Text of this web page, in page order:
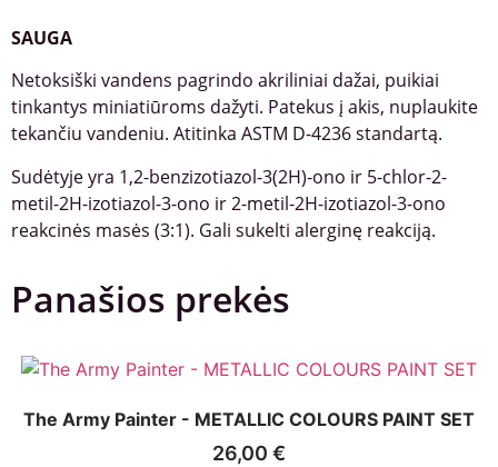
SAUGA
Netoksiški vandens pagrindo akriliniai dažai, puikiai
tinkantys miniatiūroms dažyti. Patekus į akis, nuplaukite
tekančiu vandeniu. Atitinka ASTM D-4236 standartą.
Sudėtyje yra 1,2-benzizotiazol-3(2H)-ono ir 5-chlor-2-
metil-2H-izotiazol-3-ono ir 2-metil-2H-izotiazol-3-ono
reakcinės masės (3:1). Gali sukelti alerginę reakciją.
Panašios prekės
The Army Painter - METALLIC COLOURS PAINT SET
26,00 €